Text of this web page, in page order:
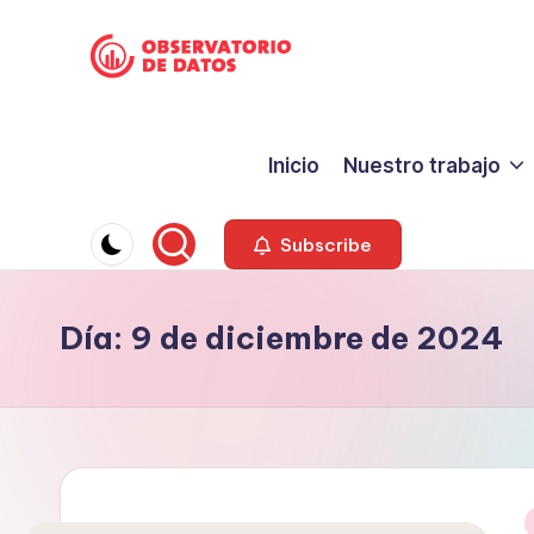
o
is
m
facts
are
-
Preswitch
Inicio Nuestro trabajo
Subscribe
Día: 9 de diciembre de 2024